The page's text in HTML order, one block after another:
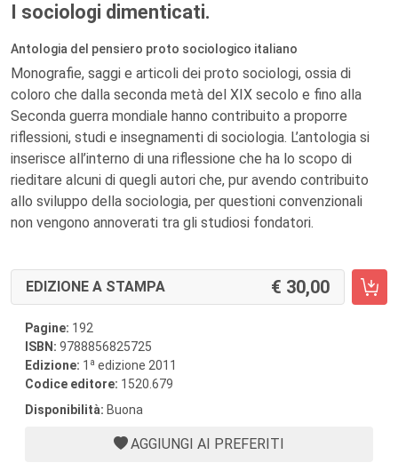
I sociologi dimenticati.
Antologia del pensiero proto sociologico italiano
Monografie, saggi e articoli dei proto sociologi, ossia di
coloro che dalla seconda metà del XIX secolo e fino alla
Seconda guerra mondiale hanno contribuito a proporre
riflessioni, studi e insegnamenti di sociologia. L’antologia si
inserisce all’interno di una riflessione che ha lo scopo di
rieditare alcuni di quegli autori che, pur avendo contribuito
allo sviluppo della sociologia, per questioni convenzionali
non vengono annoverati tra gli studiosi fondatori.
EDIZIONE A STAMPA 30,00
Pagine: 192
ISBN: 9788856825725
Edizione: 1 a edizione 2011
Codice editore: 1520.679
Disponibilità: Buona
AGGIUNGI AI PREFERITI